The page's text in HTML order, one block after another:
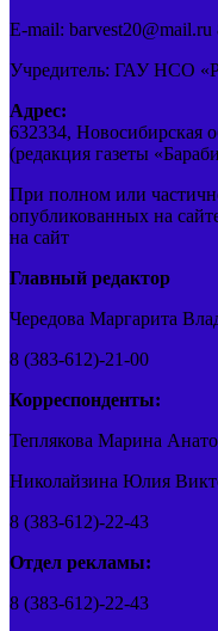
E-mail:
Учредитель: ГАУ НСО
Адрес:
632334, Новосибирская
(редакция газеты
При полном или
опубликованных на
на сайт
Главный редактор
Чередова Маргарита
8 (383-612)-21-00
Корреспонденты:
Теплякова Марина
Николайзина Юлия
8 (383-612)-22-43
Отдел рекламы:
8 (383-612)-22-43